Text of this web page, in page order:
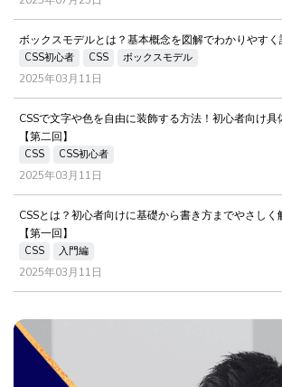
ボックスモデルとは？基本概念を図解でわかりやす
CSS初心者 CSS ボックスモデル
2025年03月11日
CSSで文字や色を自由に装飾する方法！初心者向け具
【第二回】
CSS CSS初心者
2025年03月11日
CSSとは？初心者向けに基礎から書き方までやさしく
【第一回】
CSS 入門編
2025年03月11日